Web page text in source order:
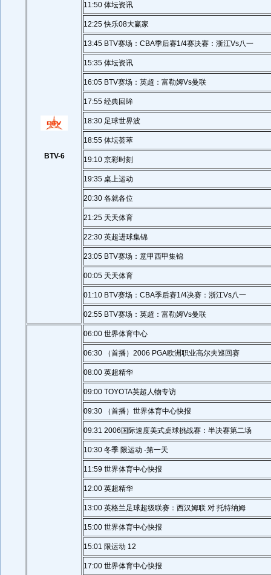
BTV-6
11:50 体坛资讯
12:25 快乐08大赢家
13:45 BTV赛场：CBA季后赛1/4赛决赛：浙江Vs八一
15:35 体坛资讯
16:05 BTV赛场：英超：富勒姆Vs曼联
17:55 经典回眸
18:30 足球世界波
18:55 体坛荟萃
19:10 京彩时刻
19:35 桌上运动
20:30 各就各位
21:25 天天体育
22:30 英超进球集锦
23:05 BTV赛场：意甲西甲集锦
00:05 天天体育
01:10 BTV赛场：CBA季后赛1/4决赛：浙江Vs八一
02:55 BTV赛场：英超：富勒姆Vs曼联
06:00 世界体育中心
06:30 （首播）2006 PGA欧洲职业高尔夫巡回赛
08:00 英超精华
09:00 TOYOTA英超人物专访
09:30 （首播）世界体育中心快报
09:31 2006国际速度美式桌球挑战赛：半决赛第二场
10:30 冬季 限运动 -第一天
11:59 世界体育中心快报
12:00 英超精华
13:00 英格兰足球超级联赛：西汉姆联 对 托特纳姆
15:00 世界体育中心快报
15:01 限运动 12
17:00 世界体育中心快报